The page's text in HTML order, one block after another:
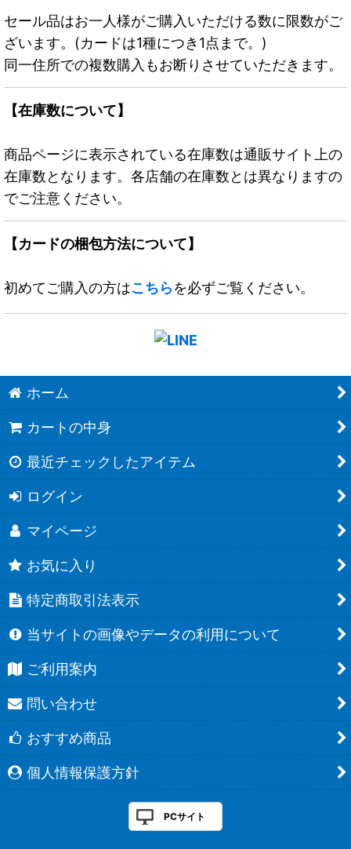
セール品はお一人様がご購入いただける数に限数がご
ざいます。(カードは1種につき1点まで。)
同一住所での複数購入もお断りさせていただきます。
【在庫数について】
商品ページに表示されている在庫数は通販サイト上の
在庫数となります。各店舗の在庫数とは異なりますの
でご注意ください。
【カードの梱包方法について】
初めてご購入の方はこちらを必ずご覧ください。
ホーム
カートの中身
最近チェックしたアイテム
ログイン
マイページ
お気に入り
特定商取引法表示
当サイトの画像やデータの利用について
ご利用案内
問い合わせ
おすすめ商品
個人情報保護方針
PCサイト